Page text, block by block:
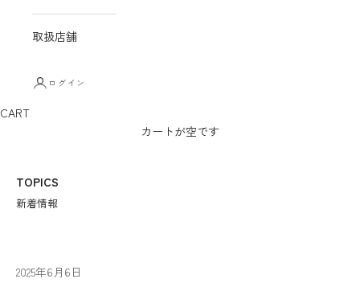
取扱店舗
ログイン
CART
カートが空です
TOPICS
新着情報
2025年6月6日